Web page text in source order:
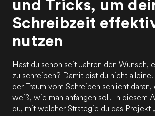
und Tricks, um
Schreibzeit
nutzen
Hast du schon seit Jahren den Wunsch,
zu schreiben? Damit bist du nicht
der Traum vom Schreiben schlicht daran,
weiß, wie man anfangen soll. In diesem
du, mit welcher Strategie du das Projekt